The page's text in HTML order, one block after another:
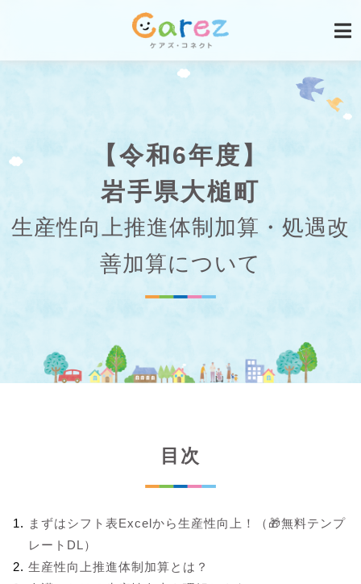
【令和6年度】
岩手県大槌町
生産性向上推進体制加算・処遇改
善加算について
目次
まずはシフト表Excelから生産性向上！（🎁無料テンプ
レートDL）
生産性向上推進体制加算とは？